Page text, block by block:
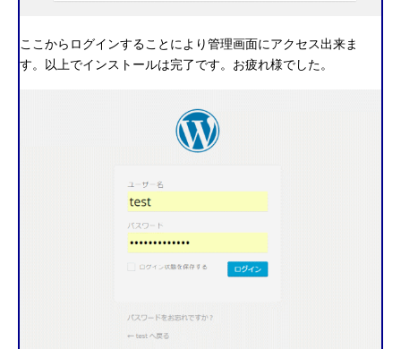
ここからログインすることにより管理画面にアクセス出来ま
す。以上でインストールは完了です。お疲れ様でした。